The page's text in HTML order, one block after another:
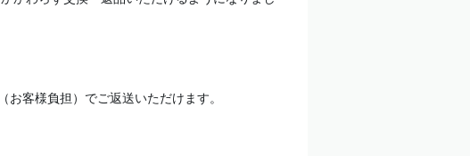
客様負担）でご返送いただけます。